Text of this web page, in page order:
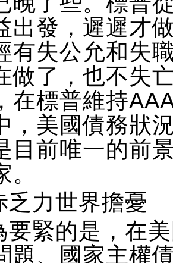
出發，遲遲才
有失公允和失
做了，也不失
在標普維持
，美國債務狀
目前唯一的前
乏力世界擔憂
緊的是，在
題、國家主權